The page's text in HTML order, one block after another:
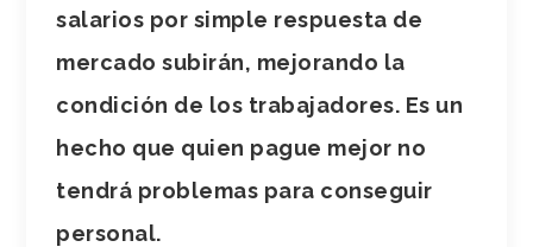
salarios por simple respuesta de
mercado subirán, mejorando la
condición de los trabajadores. Es un
hecho que quien pague mejor no
tendrá problemas para conseguir
personal.